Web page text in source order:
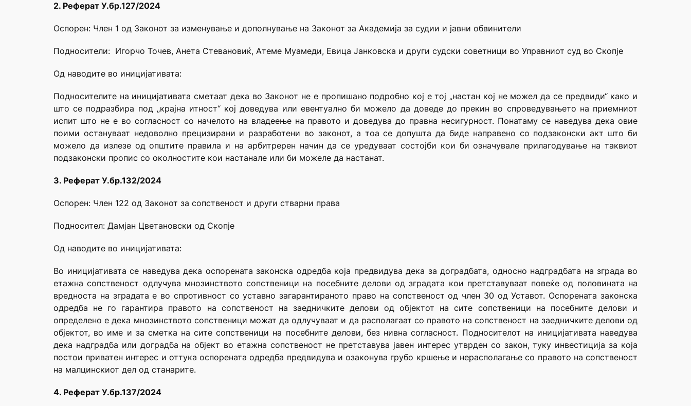
2. Реферат У.бр.127/2024
Оспорен: Член 1 од Законот за изменување и дополнување на Законот за Академија за судии и јавни обвинители
Подносители: Игорчо Точев, Анета Стевановиќ, Атеме Муамеди, Евица Јанковска и други судски советници во Управниот суд во Скопје
Од наводите во иницијативата:
Подносителите на иницијативата сметаат дека во Законот не е пропишано подробно кој е тој „настан кој не можел да се предвиди“ како и
што се подразбира под „крајна итност“ кој доведува или евентуално би можело да доведе до прекин во спроведувањето на приемниот
испит што не е во согласност со начелото на владеење на правото и доведува до правна несигурност. Понатаму се наведува дека овие
поими остануваат недоволно прецизирани и разработени во законот, а тоа се допушта да биде направено со подзаконски акт што би
можело да излезе од општите правила и на арбитререн начин да се уредуваат состојби кои би означувале прилагодување на таквиот
подзаконски пропис со околностите кои настанале или би можеле да настанат.
3. Реферат У.бр.132/2024
Оспорен: Член 122 од Законот за сопственост и други стварни права
Подносител: Дамјан Цветановски од Скопје
Од наводите во иницијативата:
Во иницијативата се наведува дека оспорената законска одредба која предвидува дека за доградбата, односно надградбата на зграда во
етажна сопственост одлучува мнозинството сопственици на посебните делови од зградата кои претставуваат повеќе од половината на
вредноста на зградата е во спротивност со уставно загарантираното право на сопственост од член 30 од Уставот. Оспорената законска
одредба не го гарантира правото на сопственост на заедничките делови од објектот на сите сопственици на посебните делови и
определено е дека мнозинството сопственици можат да одлучуваат и да располагаат со правото на сопственост на заедничките делови од
објектот, во име и за сметка на сите сопственици на посебните делови, без нивна согласност. Подносителот на иницијативата наведува
дека надградба или доградба на објект во етажна сопственост не претставува јавен интерес утврден со закон, туку инвестиција за која
постои приватен интерес и оттука оспорената одредба предвидува и озаконува грубо кршење и нерасполагање со правото на сопственост
на малцинскиот дел од станарите.
4. Реферат У.бр.137/2024